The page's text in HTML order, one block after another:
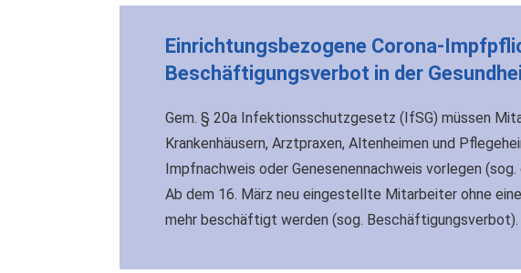
Einrichtungsbezogene Corona-
Beschäftigungsverbot in der
Gem. § 20a Infektionsschutzgesetz (IfSG) müssen
Krankenhäusern, Arztpraxen, Altenheimen und
Impfnachweis oder Genesenennachweis vorlegen
Ab dem 16. März neu eingestellte Mitarbeiter ohne
mehr beschäftigt werden (sog. Beschäftigungsverbot).